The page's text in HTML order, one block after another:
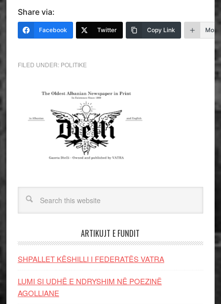
Share via:
Facebook Twitter Copy Link More
FILED UNDER: POLITIKE
ARTIKUJT E FUNDIT
SHPALLET KËSHILLI I FEDERATËS VATRA
LUMI SI UDHË E NDRYSHIM NË POEZINË
AGOLLIANE